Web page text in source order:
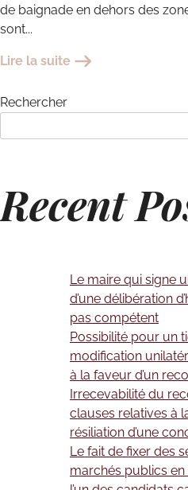
de baignade en dehors des
sont...
Lire la suite
Rechercher
Recent
Le maire qui signe
d’une délibération
pas compétent
Possibilité pour un
modification
à la faveur d’un
Irrecevabilité du
clauses relatives à
résiliation d’une
Le fait de fixer des
marchés publics